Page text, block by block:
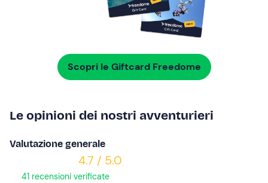
Scopri le Giftcard Freedome
Le opinioni dei nostri avventurieri
Valutazione generale
4.7 / 5.0
41 recensioni verificate